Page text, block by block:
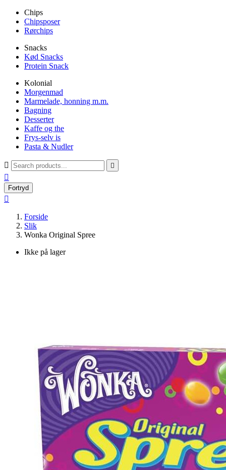
Chips
Chipsposer
Rørchips
Snacks
Kød Snacks
Protein Snack
Kolonial
Morgenmad
Marmelade, honning m.m.
Bagning
Desserter
Kaffe og the
Frys-selv is
Pasta & Nudler
 

Fortryd

Forside
Slik
Wonka Original Spree
Ikke på lager